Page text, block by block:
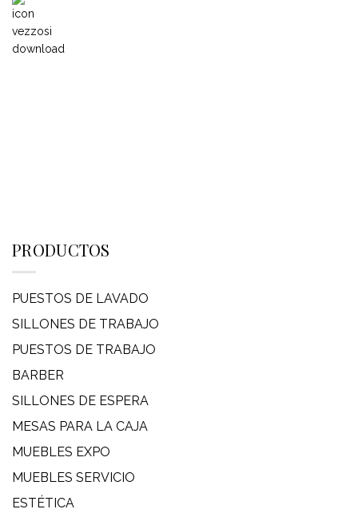
PRODUCTOS
PUESTOS DE LAVADO
SILLONES DE TRABAJO
PUESTOS DE TRABAJO
BARBER
SILLONES DE ESPERA
MESAS PARA LA CAJA
MUEBLES EXPO
MUEBLES SERVICIO
ESTÉTICA